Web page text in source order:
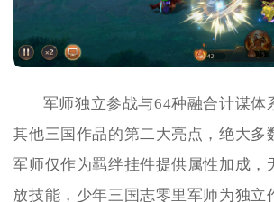
军师独立参战与64种融合计谋体
其他三国作品的第二大亮点，绝大多
军师仅作为羁绊挂件提供属性加成，
放技能，少年三国志零里军师为独立